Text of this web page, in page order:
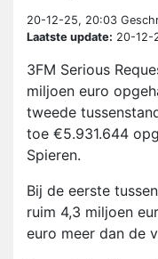
20-12-25, 20:03
Laatste update: 20-12-
3FM Serious
miljoen euro
tweede
toe €5.931.644
Spieren.
Bij de eerste
ruim 4,3 miljoen
euro meer dan de